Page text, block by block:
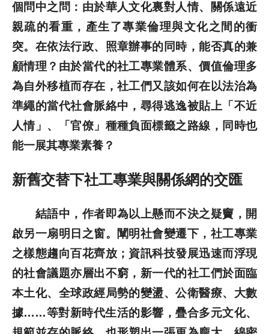
個問中之問：由於華人文化裏對人情、關係遠近
親疏的看重，產生了專業倫理與文化之間的衝
突。在依法行政、照章辦事的同時，能否真的兼
顧情理？由於當代的社工專業體系、價值倫理多
為自外移植而存在，社工們又該如何在以法治為
準繩的當代社會脈絡中，尋得逃逸被貼上「不近
人情」、「官僚」種種負面標籤之路線，同時也
能一展其專業素養？
新舊交替下社工專業與關係網的交匯
結語中，作者即為以上懸而不決之疑竇，開
啟另一扇明日之窗。闡明社會變遷下，社工專業
之樣態趨向百花齊放；資訊科技發展迅速而浮現
的社會議題亦層出不窮，新一代的社工們於面臨
本土化、全球政經局勢的變盪、公衛醫療、大數
據……等對新時代生活的影響，疊合多元文化、